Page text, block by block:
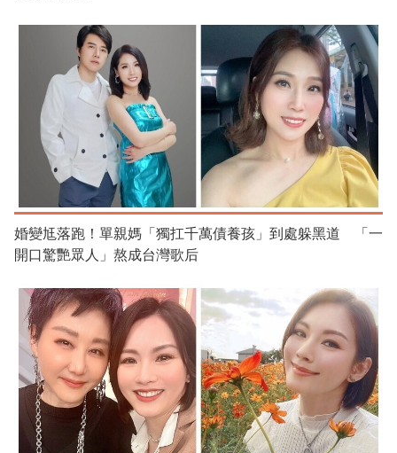
婚變尪落跑！單親媽「獨扛千萬債養孩」到處躲黑道 「一
開口驚艷眾人」熬成台灣歌后